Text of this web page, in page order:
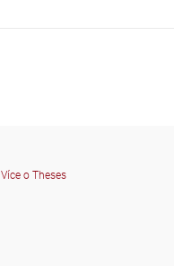
Více o Theses